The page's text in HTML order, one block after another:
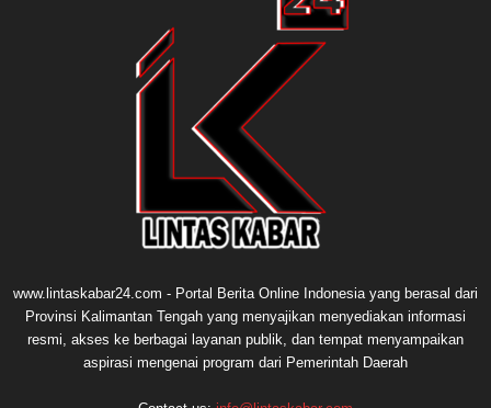
www.lintaskabar24.com - Portal Berita Online Indonesia yang berasal dari
Provinsi Kalimantan Tengah yang menyajikan menyediakan informasi
resmi, akses ke berbagai layanan publik, dan tempat menyampaikan
aspirasi mengenai program dari Pemerintah Daerah